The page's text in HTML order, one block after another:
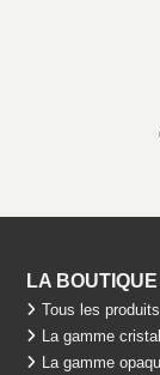
LA BOUTIQUE
Tous les produits
La gamme cristal
La gamme